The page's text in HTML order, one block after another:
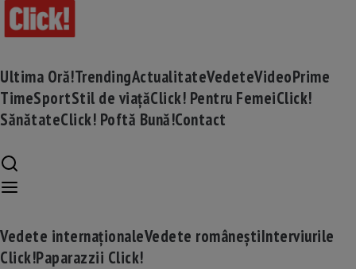
Ultima Oră!TrendingActualitateVedeteVideoPrime
TimeSportStil de viațăClick! Pentru FemeiClick!
SănătateClick! Poftă Bună!Contact
Vedete internaționaleVedete româneștiInterviurile
Click!Paparazzii Click!